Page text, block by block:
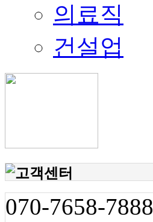
의료직
건설업
070-7658-7888